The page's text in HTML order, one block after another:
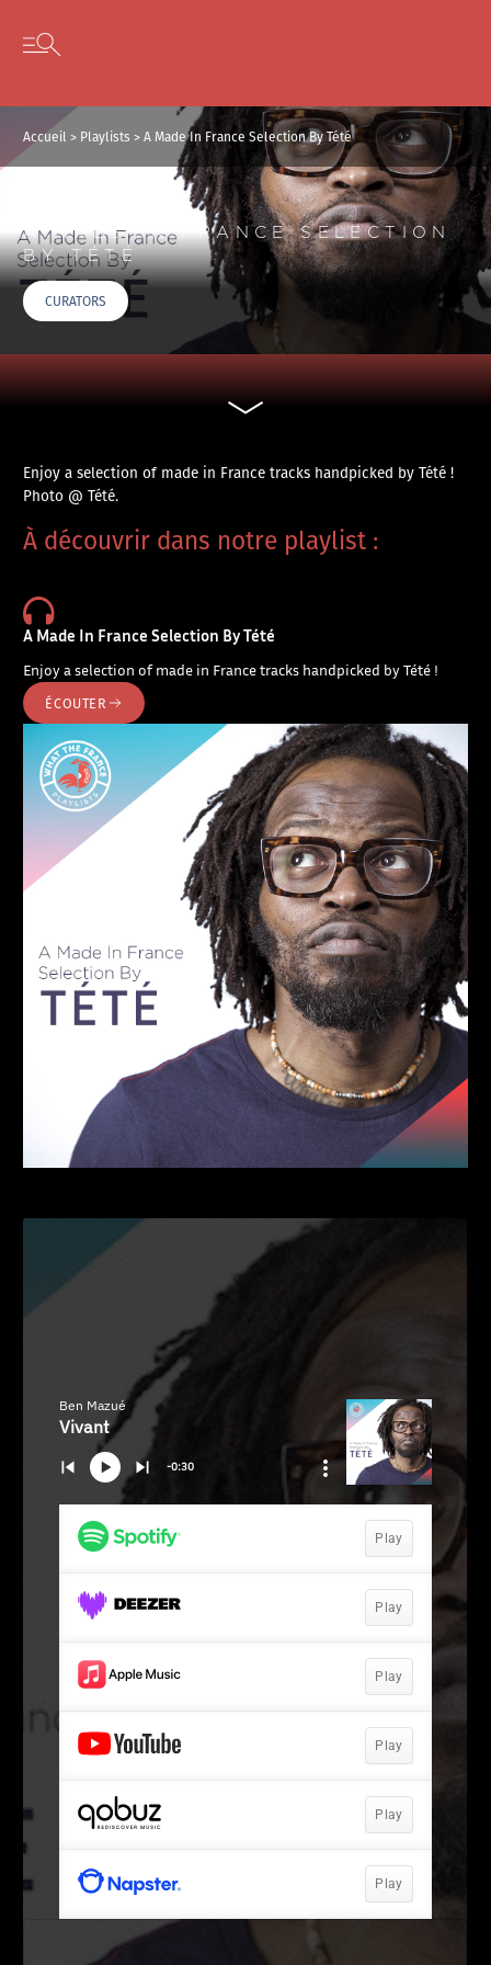
Skip to content
Open secondary menu
Accueil > Playlists >A Made In France Selection By Tété
A MADE IN FRANCE SELECTION
BY TÉTÉ
CURATORS
Enjoy a selection of made in France tracks handpicked by Tété !
Photo @ Tété.
À découvrir dans notre playlist :
A Made In France Selection By Tété
Enjoy a selection of made in France tracks handpicked by Tété !
ÉCOUTER